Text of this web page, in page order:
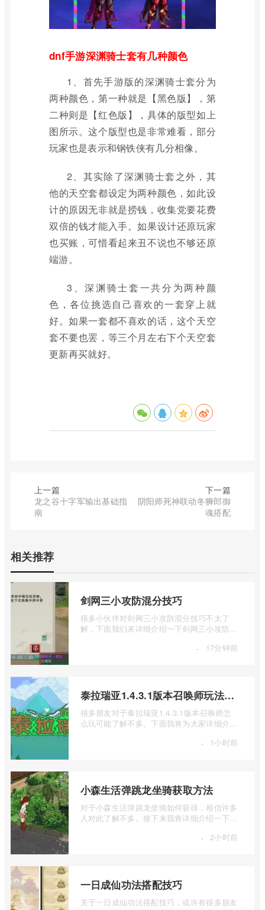
dnf手游深渊骑士套有几种颜色
1、首先手游版的深渊骑士套分为
两种颜色，第一种就是【黑色版】，第
二种则是【红色版】，具体的版型如上
图所示。这个版型也是非常难看，部分
玩家也是表示和钢铁侠有几分相像。
2、其实除了深渊骑士套之外，其
他的天空套都设定为两种颜色，如此设
计的原因无非就是捞钱，收集党要花费
双倍的钱才能入手。如果设计还原玩家
也买账，可惜看起来丑不说也不够还原
端游。
3、深渊骑士套一共分为两种颜
色，各位挑选自己喜欢的一套穿上就
好。如果一套都不喜欢的话，这个天空
套不要也罢，等三个月左右下个天空套
更新再买就好。
上一篇
龙之谷十字军输出基础指
南
下一篇
阴阳师死神联动冬狮郎御
魂搭配
相关推荐
剑网三小攻防混分技巧
很多小伙伴对剑网三小攻防混分技巧不太了
解，下面我们来详细介绍一下剑网三小攻防怎
· 17分钟前
泰拉瑞亚1.4.3.1版本召唤师玩法介绍
很多朋友对于泰拉瑞亚1.4.3.1版本召唤师怎
么玩可能了解不多。下面我将为大家详细介绍
· 1小时前
小森生活弹跳龙坐骑获取方法
对于小森生活弹跳龙坐骑如何获得，相信许多
人对此了解不多。接下来我将详细介绍一下小
· 2小时前
一日成仙功法搭配技巧
关于一日成仙功法搭配技巧，或许有很多朋友